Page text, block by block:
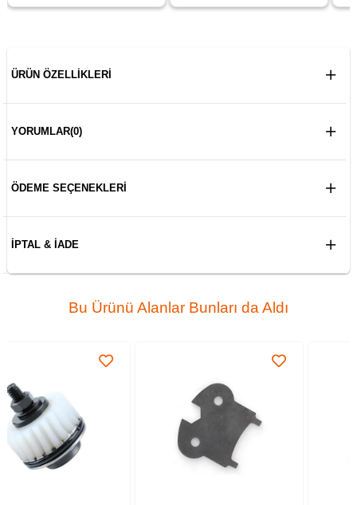
ÜRÜN ÖZELLIKLERI
YORUMLAR(0)
ÖDEME SEÇENEKLERI
İPTAL & İADE
Bu Ürünü Alanlar Bunları da Aldı